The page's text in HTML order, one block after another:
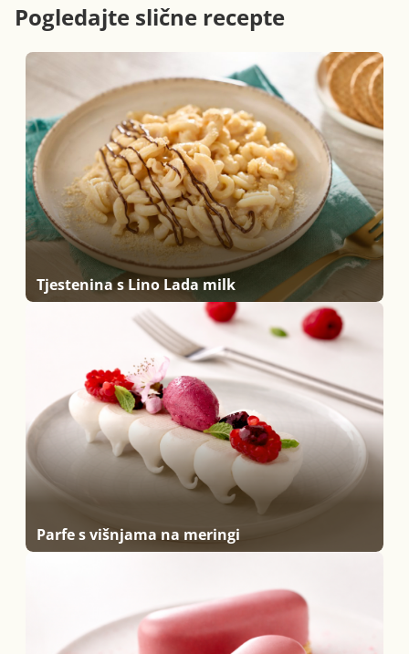
Pogledajte slične recepte
Tjestenina s Lino Lada milk
Parfe s višnjama na meringi